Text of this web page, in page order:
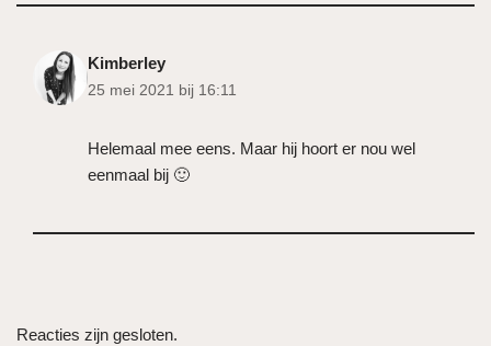
Kimberley
25 mei 2021 bij 16:11
Helemaal mee eens. Maar hij hoort er nou wel
eenmaal bij 🙂
Reacties zijn gesloten.